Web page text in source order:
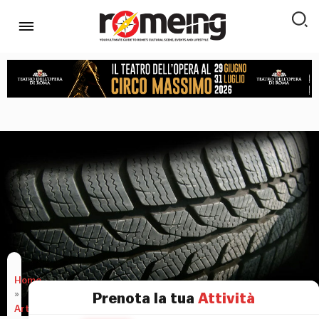
Home
»
Articoli
Prenota la tua Attività